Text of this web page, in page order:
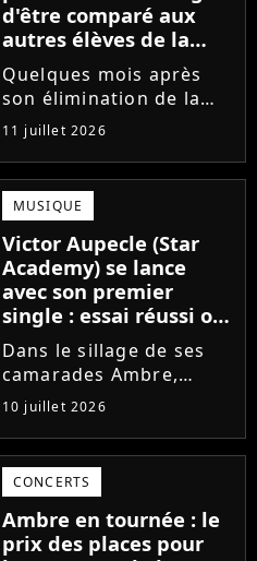
d'être comparé aux
autres élèves de la
Star Academy
Quelques mois après
son élimination de la
Star Academy, Bastiaan
tente de lancer sa
carrière dans la
musique. Et pour ça, le
chanteur a récemment
dévoilé "Château", son
premier single....
11 juillet 2026
MUSIQUE
Victor Aupecle (Star
Academy) se lance
avec son premier
single : essai réussi ou
manqué ? Voici notre
avis !
Dans le sillage de ses
camarades Ambre,
Bastiaan ou Melissa,
Victor Aupecle lance
son projet musical ce
vendredi 10 juillet avec
la parution du single Je
fais de mon mieux. Le
demi-finaliste...
10 juillet 2026
CONCERTS
Ambre en tournée : le
prix des places pour